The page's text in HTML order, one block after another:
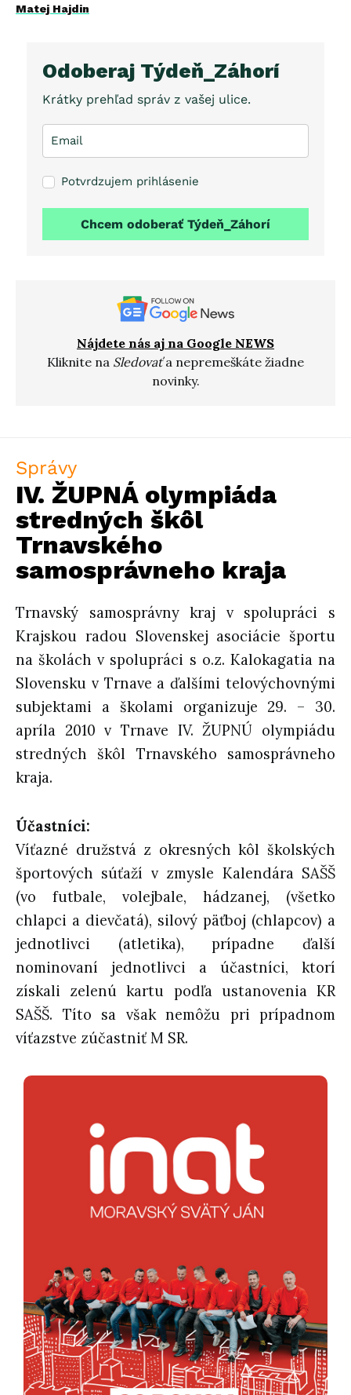
Matej Hajdin
Odoberaj Týdeň_Záhorí
Krátky prehľad správ z vašej ulice.
Potvrdzujem prihlásenie
Chcem odoberať Týdeň_Záhorí
Nájdete nás aj na Google NEWS
Kliknite na Sledovaťa nepremeškáte žiadne
novinky.
Správy
IV. ŽUPNÁ olympiáda
stredných škôl
Trnavského
samosprávneho kraja
Trnavský samosprávny kraj v spolupráci s
Krajskou radou Slovenskej asociácie športu
na školách v spolupráci s o.z. Kalokagatia na
Slovensku v Trnave a ďalšími telovýchovnými
subjektami a školami organizuje 29. – 30.
apríla 2010 v Trnave IV. ŽUPNÚ olympiádu
stredných škôl Trnavského samosprávneho
kraja.
Účastníci:
Víťazné družstvá z okresných kôl školských
športových súťaží v zmysle Kalendára SAŠŠ
(vo futbale, volejbale, hádzanej, (všetko
chlapci a dievčatá), silový päťboj (chlapcov) a
jednotlivci (atletika), prípadne ďalší
nominovaní jednotlivci a účastníci, ktorí
získali zelenú kartu podľa ustanovenia KR
SAŠŠ. Títo sa však nemôžu pri prípadnom
víťazstve zúčastniť M SR.